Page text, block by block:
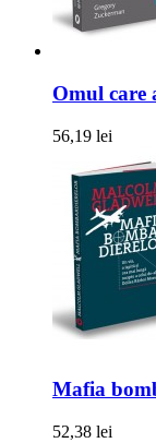
Omul care
56,19 lei
Mafia
52,38 lei